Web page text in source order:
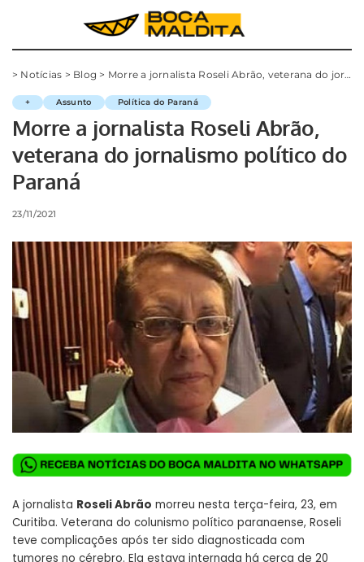
> Notícias > Blog > Morre a jornalista Roseli Abrão, veterana do jornalismo político do Paraná
+ Assunto Política do Paraná
Morre a jornalista Roseli Abrão,
veterana do jornalismo político do
Paraná
23/11/2021
A jornalista Roseli Abrão morreu nesta terça-feira, 23, em
Curitiba. Veterana do colunismo político paranaense, Roseli
teve complicações após ter sido diagnosticada com
tumores no cérebro. Ela estava internada há cerca de 20